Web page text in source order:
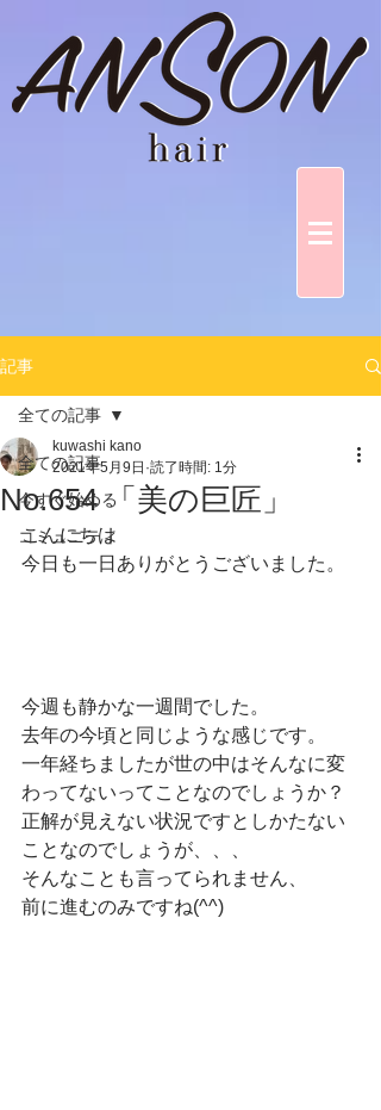
記事
全ての記事
今すぐ始める
コミュニティ
全ての記事
No.654 「美の巨匠」
kuwashi kano
2021年5月9日 読了時間: 1分
こんにちは
今日も一日ありがとうございました。
今週も静かな一週間でした。
去年の今頃と同じような感じです。
一年経ちましたが世の中はそんなに変
わってないってことなのでしょうか？
正解が見えない状況ですとしかたない
ことなのでしょうが、、、
そんなことも言ってられません、
前に進むのみですね(^^)